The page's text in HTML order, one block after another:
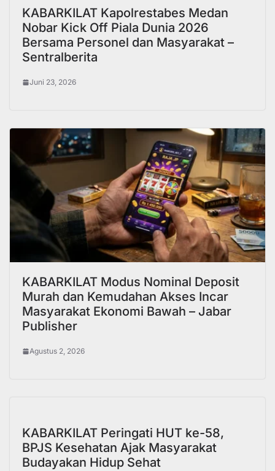
KABARKILAT Kapolrestabes Medan
Nobar Kick Off Piala Dunia 2026
Bersama Personel dan Masyarakat –
Sentralberita
Juni 23, 2026
KABARKILAT Modus Nominal Deposit
Murah dan Kemudahan Akses Incar
Masyarakat Ekonomi Bawah – Jabar
Publisher
Agustus 2, 2026
KABARKILAT Peringati HUT ke-58,
BPJS Kesehatan Ajak Masyarakat
Budayakan Hidup Sehat